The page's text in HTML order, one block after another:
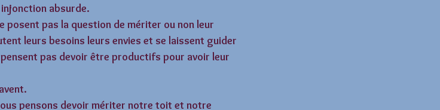
absurde.
posent pas la question de mériter ou non leur
leurs besoins leurs envies et se laissent guider
pas devoir être productifs pour avoir leur
pensons devoir mériter notre toit et notre